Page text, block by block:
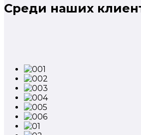
Среди наших